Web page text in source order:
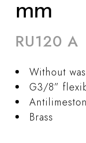
mm
RU120 A
Without
G3/8”
Brass